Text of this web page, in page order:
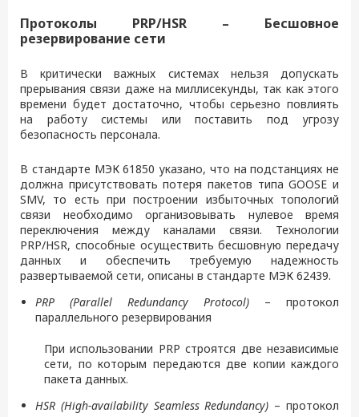
Протоколы PRP/HSR – Бесшовное
резервирование сети
В критически важных системах нельзя допускать
прерывания связи даже на миллисекунды, так как этого
времени будет достаточно, чтобы серьезно повлиять
на работу системы или поставить под угрозу
безопасность персонала.
В стандарте МЭК 61850 указано, что на подстанциях не
должна присутствовать потеря пакетов типа GOOSE и
SMV, то есть при построении избыточных топологий
связи необходимо организовывать нулевое время
переключения между каналами связи. Технологии
PRP/HSR, способные осуществить бесшовную передачу
данных и обеспечить требуемую надежность
развертываемой сети, описаны в стандарте МЭК 62439.
PRP (Parallel Redundancy Protocol) – протокол
параллельного резервирования
При использовании PRP строятся две независимые
сети, по которым передаются две копии каждого
пакета данных.
HSR (High-availability Seamless Redundancy) – протокол